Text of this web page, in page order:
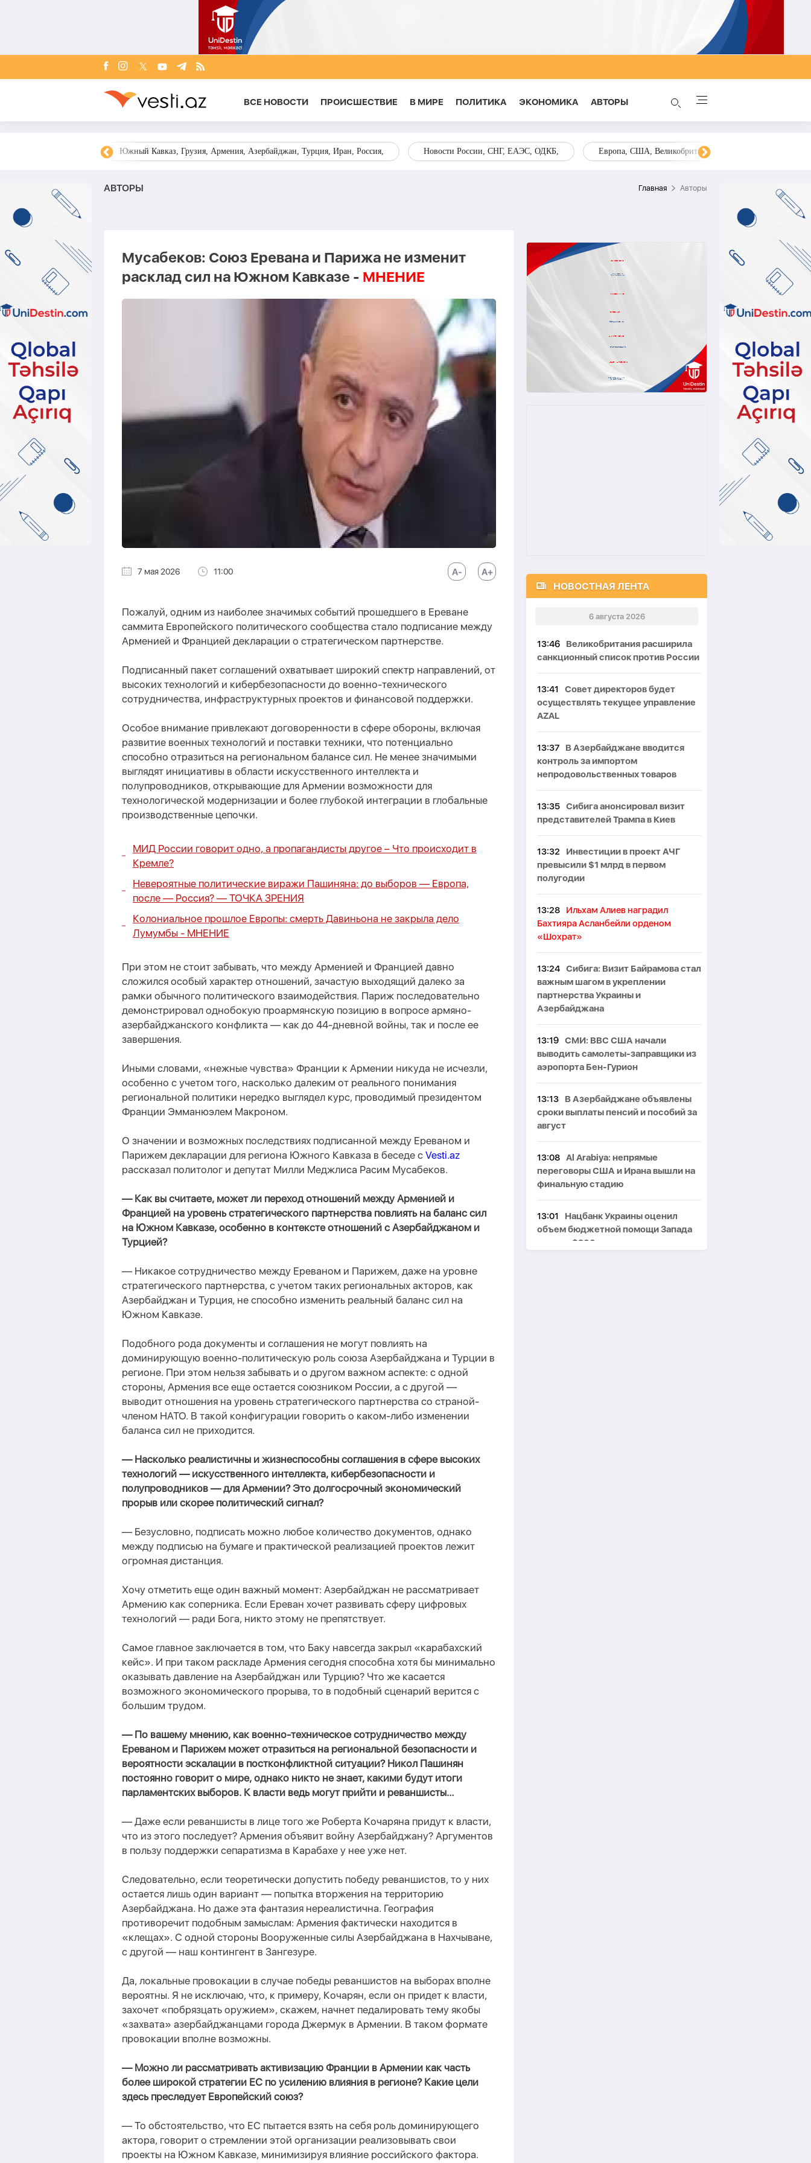
ВСЕ НОВОСТИ ПРОИСШЕСТВИЕ В МИРЕ ПОЛИТИКА ЭКОНОМИКА AВТОРЫ
Южный Кавказ, Грузия, Армения, Азербайджан, Турция, Иран, Россия, Новости России, СНГ, ЕАЭС, ОДКБ, Европа, США, Великобритания, Украина, Запад,
AВТОРЫ Главная Aвторы
Мусабеков: Союз Еревана и Парижа не изменит
расклад сил на Южном Кавказе - МНЕНИЕ
7 мая 2026 11:00
Пожалуй, одним из наиболее значимых событий прошедшего в Ереване
саммита Европейского политического сообщества стало подписание между
Арменией и Францией декларации о стратегическом партнерстве.
Подписанный пакет соглашений охватывает широкий спектр направлений, от
высоких технологий и кибербезопасности до военно-технического
сотрудничества, инфраструктурных проектов и финансовой поддержки.
Особое внимание привлекают договоренности в сфере обороны, включая
развитие военных технологий и поставки техники, что потенциально
способно отразиться на региональном балансе сил. Не менее значимыми
выглядят инициативы в области искусственного интеллекта и
полупроводников, открывающие для Армении возможности для
технологической модернизации и более глубокой интеграции в глобальные
производственные цепочки.
МИД России говорит одно, а пропагандисты другое – Что происходит в
Кремле?
Невероятные политические виражи Пашиняна: до выборов — Европа,
после — Россия? — ТОЧКА ЗРЕНИЯ
Колониальное прошлое Европы: смерть Давиньона не закрыла дело
Лумумбы - МНЕНИЕ
При этом не стоит забывать, что между Арменией и Францией давно
сложился особый характер отношений, зачастую выходящий далеко за
рамки обычного политического взаимодействия. Париж последовательно
демонстрировал однобокую проармянскую позицию в вопросе армяно-
азербайджанского конфликта — как до 44-дневной войны, так и после ее
завершения.
Иными словами, «нежные чувства» Франции к Армении никуда не исчезли,
особенно с учетом того, насколько далеким от реального понимания
региональной политики нередко выглядел курс, проводимый президентом
Франции Эмманюэлем Макроном.
О значении и возможных последствиях подписанной между Ереваном и
Парижем декларации для региона Южного Кавказа в беседе с Vesti.az
рассказал политолог и депутат Милли Меджлиса Расим Мусабеков.
— Как вы считаете, может ли переход отношений между Арменией и
Францией на уровень стратегического партнерства повлиять на баланс сил
на Южном Кавказе, особенно в контексте отношений с Азербайджаном и
Турцией?
— Никакое сотрудничество между Ереваном и Парижем, даже на уровне
стратегического партнерства, с учетом таких региональных акторов, как
Азербайджан и Турция, не способно изменить реальный баланс сил на
Южном Кавказе.
Подобного рода документы и соглашения не могут повлиять на
доминирующую военно-политическую роль союза Азербайджана и Турции в
регионе. При этом нельзя забывать и о другом важном аспекте: с одной
стороны, Армения все еще остается союзником России, а с другой —
выводит отношения на уровень стратегического партнерства со страной-
членом НАТО. В такой конфигурации говорить о каком-либо изменении
баланса сил не приходится.
— Насколько реалистичны и жизнеспособны соглашения в сфере высоких
технологий — искусственного интеллекта, кибербезопасности и
полупроводников — для Армении? Это долгосрочный экономический
прорыв или скорее политический сигнал?
— Безусловно, подписать можно любое количество документов, однако
между подписью на бумаге и практической реализацией проектов лежит
огромная дистанция.
Хочу отметить еще один важный момент: Азербайджан не рассматривает
Армению как соперника. Если Ереван хочет развивать сферу цифровых
технологий — ради Бога, никто этому не препятствует.
Самое главное заключается в том, что Баку навсегда закрыл «карабахский
кейс». И при таком раскладе Армения сегодня способна хотя бы минимально
оказывать давление на Азербайджан или Турцию? Что же касается
возможного экономического прорыва, то в подобный сценарий верится с
большим трудом.
— По вашему мнению, как военно-техническое сотрудничество между
Ереваном и Парижем может отразиться на региональной безопасности и
вероятности эскалации в постконфликтной ситуации? Никол Пашинян
постоянно говорит о мире, однако никто не знает, какими будут итоги
парламентских выборов. К власти ведь могут прийти и реваншисты…
— Даже если реваншисты в лице того же Роберта Кочаряна придут к власти,
что из этого последует? Армения объявит войну Азербайджану? Аргументов
в пользу поддержки сепаратизма в Карабахе у нее уже нет.
Следовательно, если теоретически допустить победу реваншистов, то у них
остается лишь один вариант — попытка вторжения на территорию
Азербайджана. Но даже эта фантазия нереалистична. География
противоречит подобным замыслам: Армения фактически находится в
«клещах». С одной стороны Вооруженные силы Азербайджана в Нахчыване,
с другой — наш контингент в Зангезуре.
Да, локальные провокации в случае победы реваншистов на выборах вполне
вероятны. Я не исключаю, что, к примеру, Кочарян, если он придет к власти,
захочет «побрязцать оружием», скажем, начнет педалировать тему якобы
«захвата» азербайджанцами города Джермук в Армении. В таком формате
провокации вполне возможны.
— Можно ли рассматривать активизацию Франции в Армении как часть
более широкой стратегии ЕС по усилению влияния в регионе? Какие цели
здесь преследует Европейский союз?
— То обстоятельство, что ЕС пытается взять на себя роль доминирующего
актора, говорит о стремлении этой организации реализовывать свои
проекты на Южном Кавказе, минимизируя влияние российского фактора.
НОВОСТНАЯ ЛЕНТА
6 августа 2026
13:46
Великобритания расширила
санкционный список против России
13:41
Совет директоров будет
осуществлять текущее управление
AZAL
13:37
В Азербайджане вводится
контроль за импортом
непродовольственных товаров
13:35 Сибига анонсировал визит
представителей Трампа в Киев
13:32
Инвестиции в проект АЧГ
превысили $1 млрд в первом
полугодии
13:28
Ильхам Алиев наградил
Бахтияра Асланбейли орденом
«Шохрат»
13:24 Сибига: Визит Байрамова стал
важным шагом в укреплении
партнерства Украины и
Азербайджана
13:19 СМИ: ВВС США начали
выводить самолеты-заправщики из
аэропорта Бен-Гурион
13:13
В Азербайджане объявлены
сроки выплаты пенсий и пособий за
август
13:08 Al Arabiya: непрямые
переговоры США и Ирана вышли на
финальную стадию
13:01
Нацбанк Украины оценил
объем бюджетной помощи Запада
почти в $200 млрд